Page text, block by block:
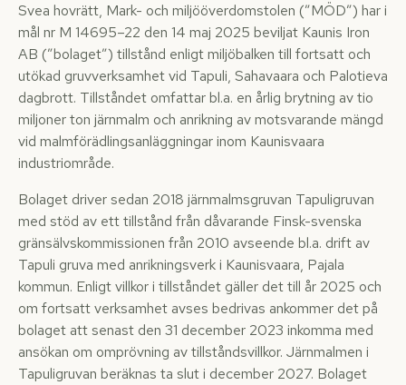
Svea hovrätt, Mark- och miljööverdomstolen (”MÖD”) har i
mål nr M 14695–22 den 14 maj 2025 beviljat Kaunis Iron
AB (”bolaget”) tillstånd enligt miljöbalken till fortsatt och
utökad gruvverksamhet vid Tapuli, Sahavaara och Palotieva
dagbrott. Tillståndet omfattar bl.a. en årlig brytning av tio
miljoner ton järnmalm och anrikning av motsvarande mängd
vid malmförädlingsanläggningar inom Kaunisvaara
industriområde.
Bolaget driver sedan 2018 järnmalmsgruvan Tapuligruvan
med stöd av ett tillstånd från dåvarande Finsk-svenska
gränsälvskommissionen från 2010 avseende bl.a. drift av
Tapuli gruva med anrikningsverk i Kaunisvaara, Pajala
kommun. Enligt villkor i tillståndet gäller det till år 2025 och
om fortsatt verksamhet avses bedrivas ankommer det på
bolaget att senast den 31 december 2023 inkomma med
ansökan om omprövning av tillståndsvillkor. Järnmalmen i
Tapuligruvan beräknas ta slut i december 2027. Bolaget